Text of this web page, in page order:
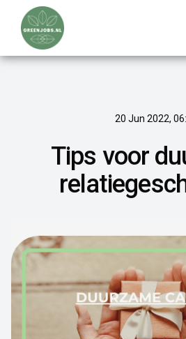
20 Jun 2022,
Tips voor